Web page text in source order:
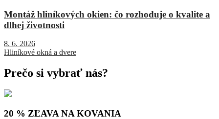
Montáž hliníkových okien: čo rozhoduje o kvalite a
dlhej životnosti
8. 6. 2026
Hliníkové okná a dvere
Prečo si vybrať nás?
20 % ZĽAVA NA KOVANIA